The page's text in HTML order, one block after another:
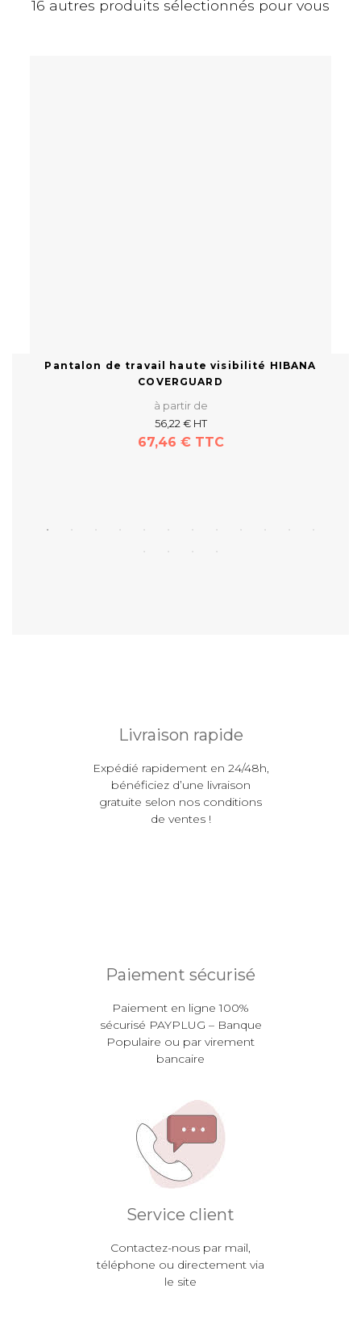
16 autres produits sélectionnés pour vous
Pantalon de travail haute visibilité HIBANA
COVERGUARD
à partir de
56,22 € HT
67,46 € TTC
Livraison rapide
Expédié rapidement en 24/48h,
bénéficiez d’une livraison
gratuite selon nos conditions
de ventes !
Paiement sécurisé
Paiement en ligne 100%
sécurisé PAYPLUG – Banque
Populaire ou par virement
bancaire
Service client
Contactez-nous par mail,
téléphone ou directement via
le site